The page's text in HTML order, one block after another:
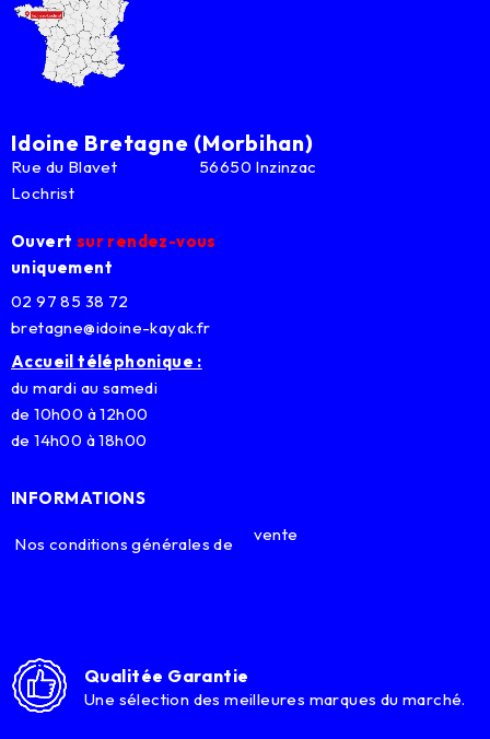
Idoine Bretagne (Morbihan)
Rue du Blavet 56650 Inzinzac
Lochrist
Ouvert sur rendez-vous
uniquement
02 97 85 38 72
bretagne@idoine-kayak.fr
Accueil téléphonique :
du mardi au samedi
de 10h00 à 12h00
de 14h00 à 18h00
INFORMATIONS
Nos conditions générales de vente
Qualitée Garantie
Une sélection des meilleures marques du marché.